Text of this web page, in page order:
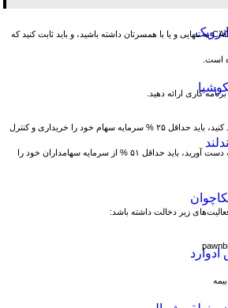
همچنین باید حداقل ۹۰۰،۰۰۰ دلار CAD به تنهایی و یا با همسرتان داشته باشید، و باید ثابت کنید که
است.
کاری ارائه دهید.
اگر می‌خواهید یک کسب‌و کار ایجاد کنید، باید حداقل ۲۵ % سرمایه سهام خود را خریداری و کنترل
کنید.اگر می‌خواهید کسب‌وکار را به دست آورید، باید حداقل ۵۱ % از سرمایه سهامداران خود را
زیر دخالت داشته باشد: